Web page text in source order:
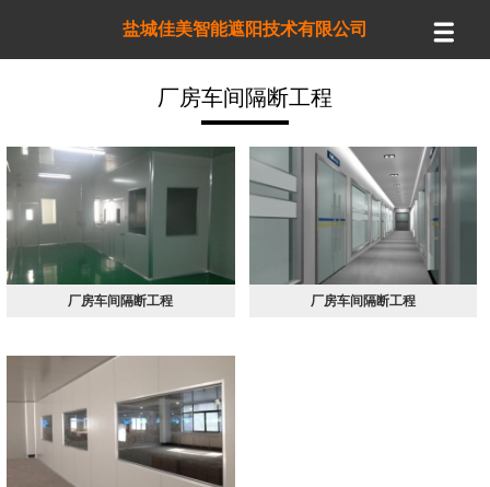
盐城佳美智能遮阳技术有限公司
厂房车间隔断工程
厂房车间隔断工程 厂房车间隔断工程